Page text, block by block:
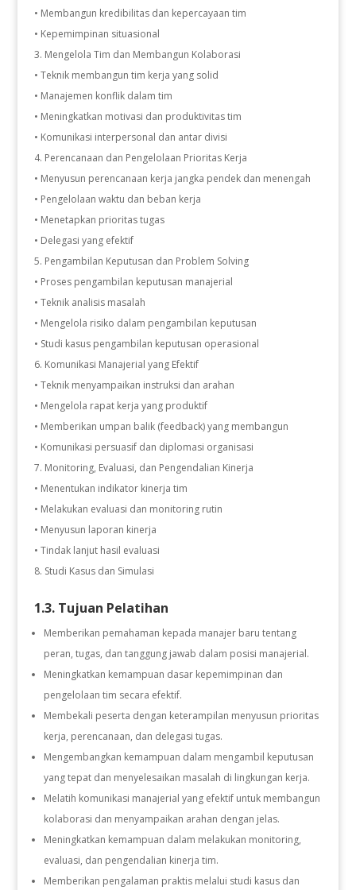
• Membangun kredibilitas dan kepercayaan tim
• Kepemimpinan situasional
Mengelola Tim dan Membangun Kolaborasi
• Teknik membangun tim kerja yang solid
• Manajemen konflik dalam tim
• Meningkatkan motivasi dan produktivitas tim
• Komunikasi interpersonal dan antar divisi
Perencanaan dan Pengelolaan Prioritas Kerja
• Menyusun perencanaan kerja jangka pendek dan menengah
• Pengelolaan waktu dan beban kerja
• Menetapkan prioritas tugas
• Delegasi yang efektif
Pengambilan Keputusan dan Problem Solving
• Proses pengambilan keputusan manajerial
• Teknik analisis masalah
• Mengelola risiko dalam pengambilan keputusan
• Studi kasus pengambilan keputusan operasional
Komunikasi Manajerial yang Efektif
• Teknik menyampaikan instruksi dan arahan
• Mengelola rapat kerja yang produktif
• Memberikan umpan balik (feedback) yang membangun
• Komunikasi persuasif dan diplomasi organisasi
Monitoring, Evaluasi, dan Pengendalian Kinerja
• Menentukan indikator kinerja tim
• Melakukan evaluasi dan monitoring rutin
• Menyusun laporan kinerja
• Tindak lanjut hasil evaluasi
Studi Kasus dan Simulasi
1.3. Tujuan Pelatihan
Memberikan pemahaman kepada manajer baru tentang
peran, tugas, dan tanggung jawab dalam posisi manajerial.
Meningkatkan kemampuan dasar kepemimpinan dan
pengelolaan tim secara efektif.
Membekali peserta dengan keterampilan menyusun prioritas
kerja, perencanaan, dan delegasi tugas.
Mengembangkan kemampuan dalam mengambil keputusan
yang tepat dan menyelesaikan masalah di lingkungan kerja.
Melatih komunikasi manajerial yang efektif untuk membangun
kolaborasi dan menyampaikan arahan dengan jelas.
Meningkatkan kemampuan dalam melakukan monitoring,
evaluasi, dan pengendalian kinerja tim.
Memberikan pengalaman praktis melalui studi kasus dan